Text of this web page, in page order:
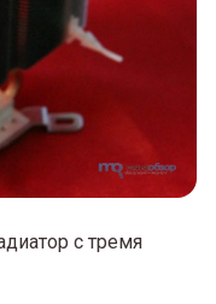
с тремя